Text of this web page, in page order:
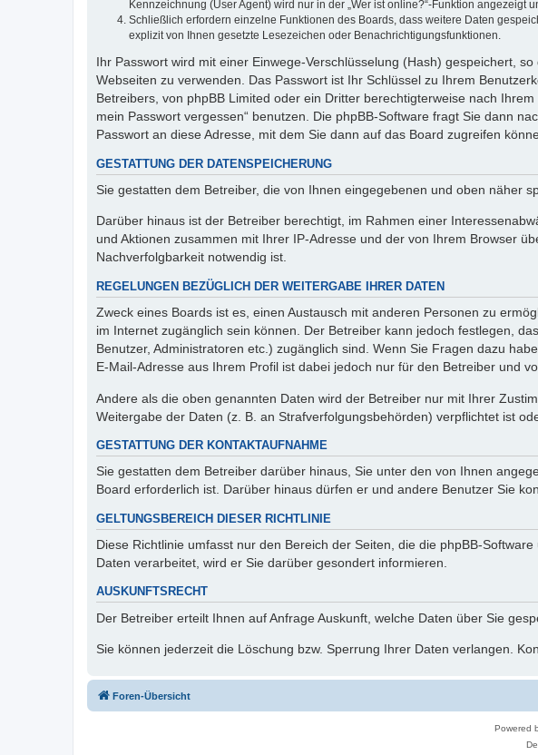
Kennzeichnung (User Agent) wird nur in der „Wer ist online?“-Funktion angezeigt
Schließlich erfordern einzelne Funktionen des Boards, dass weitere Daten
explizit von Ihnen gesetzte Lesezeichen oder Benachrichtigungsfunktionen.
Ihr Passwort wird mit einer Einwege-Verschlüsselung (Hash) gespeichert,
Webseiten zu verwenden. Das Passwort ist Ihr Schlüssel zu Ihrem
Betreibers, von phpBB Limited oder ein Dritter berechtigterweise nach
mein Passwort vergessen“ benutzen. Die phpBB-Software fragt Sie dann
Passwort an diese Adresse, mit dem Sie dann auf das Board zugreifen
GESTATTUNG DER DATENSPEICHERUNG
Sie gestatten dem Betreiber, die von Ihnen eingegebenen und oben näher
Darüber hinaus ist der Betreiber berechtigt, im Rahmen einer
und Aktionen zusammen mit Ihrer IP-Adresse und der von Ihrem Browser
Nachverfolgbarkeit notwendig ist.
REGELUNGEN BEZÜGLICH DER WEITERGABE IHRER DATEN
Zweck eines Boards ist es, einen Austausch mit anderen Personen zu
im Internet zugänglich sein können. Der Betreiber kann jedoch festlegen,
Benutzer, Administratoren etc.) zugänglich sind. Wenn Sie Fragen dazu
E-Mail-Adresse aus Ihrem Profil ist dabei jedoch nur für den Betreiber und
Andere als die oben genannten Daten wird der Betreiber nur mit Ihrer
Weitergabe der Daten (z. B. an Strafverfolgungsbehörden) verpflichtet ist
GESTATTUNG DER KONTAKTAUFNAHME
Sie gestatten dem Betreiber darüber hinaus, Sie unter den von Ihnen
Board erforderlich ist. Darüber hinaus dürfen er und andere Benutzer Sie
GELTUNGSBEREICH DIESER RICHTLINIE
Diese Richtlinie umfasst nur den Bereich der Seiten, die die phpBB-
Daten verarbeitet, wird er Sie darüber gesondert informieren.
AUSKUNFTSRECHT
Der Betreiber erteilt Ihnen auf Anfrage Auskunft, welche Daten über Sie
Sie können jederzeit die Löschung bzw. Sperrung Ihrer Daten verlangen.
Foren-Übersicht
Powered